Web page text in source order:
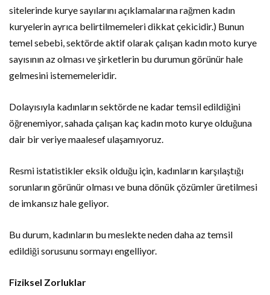
sitelerinde kurye sayılarını açıklamalarına rağmen kadın
kuryelerin ayrıca belirtilmemeleri dikkat çekicidir.) Bunun
temel sebebi, sektörde aktif olarak çalışan kadın moto kurye
sayısının az olması ve şirketlerin bu durumun görünür hale
gelmesini istememeleridir.
Dolayısıyla kadınların sektörde ne kadar temsil edildiğini
öğrenemiyor, sahada çalışan kaç kadın moto kurye olduğuna
dair bir veriye maalesef ulaşamıyoruz.
Resmi istatistikler eksik olduğu için, kadınların karşılaştığı
sorunların görünür olması ve buna dönük çözümler üretilmesi
de imkansız hale geliyor.
Bu durum, kadınların bu meslekte neden daha az temsil
edildiği sorusunu sormayı engelliyor.
Fiziksel Zorluklar